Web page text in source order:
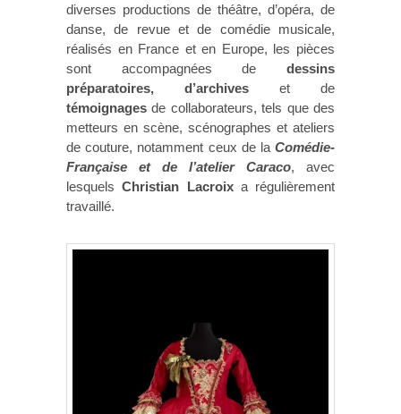
diverses productions de théâtre, d’opéra, de
danse, de revue et de comédie musicale,
réalisés en France et en Europe, les pièces
sont accompagnées de dessins
préparatoires, d’archives et de
témoignages de collaborateurs, tels que des
metteurs en scène, scénographes et ateliers
de couture, notamment ceux de laComédie-
Française et de l’atelier Caraco, avec
lesquelsChristian Lacroixa régulièrement
travaillé.